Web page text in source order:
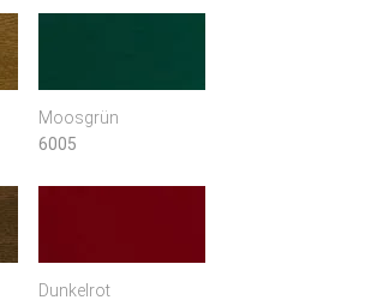
Moosgrün
6005
Dunkelrot